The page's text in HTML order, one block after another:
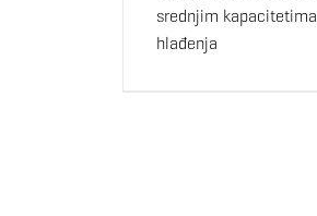
srednjim kapacitetima
hlađenja